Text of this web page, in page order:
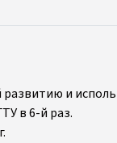
и
в 6-й раз.